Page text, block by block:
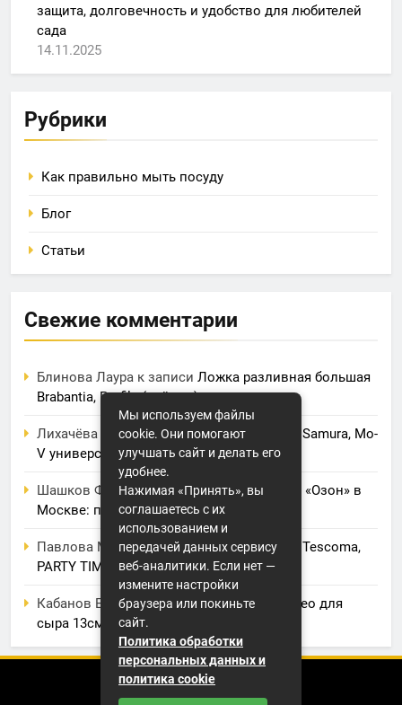
защита, долговечность и удобство для любителей
сада
14.11.2025
Рубрики
Как правильно мыть посуду
Блог
Статьи
Свежие комментарии
Блинова Лаура к записи Ложка разливная большая
Brabantia, Profile (нейлон)
Лихачёва Анеляк записиНож кухонный Samura, Mo-
V универсальный 125 мм, G-10
Шашков Фролк записиФулфилмент для «Озон» в
Москве: полный обзор услуг и цен
Павлова Маринак записиЭлектрогриль Tescoma,
PARTY TIME
Кабанов Евсейк записи Нож BergHOFF, Leo для
сыра 13см
Мы используем файлы
cookie. Они помогают
улучшать сайт и делать его
удобнее.
Нажимая «Принять», вы
соглашаетесь с их
использованием и
передачей данных сервису
веб-аналитики. Если нет —
измените настройки
браузера или покиньте
сайт.
Политика обработки
персональных данных и
политика cookie